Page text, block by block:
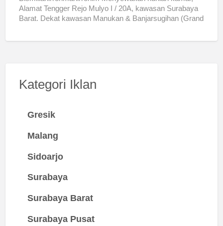
Alamat Tengger Rejo Mulyo I / 20A, kawasan Surabaya
Barat. Dekat kawasan Manukan & Banjarsugihan (Grand
Kategori Iklan
Gresik
Malang
Sidoarjo
Surabaya
Surabaya Barat
Surabaya Pusat